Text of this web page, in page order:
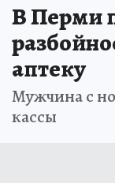
В Перми
аптеку
Мужчина с
кассы